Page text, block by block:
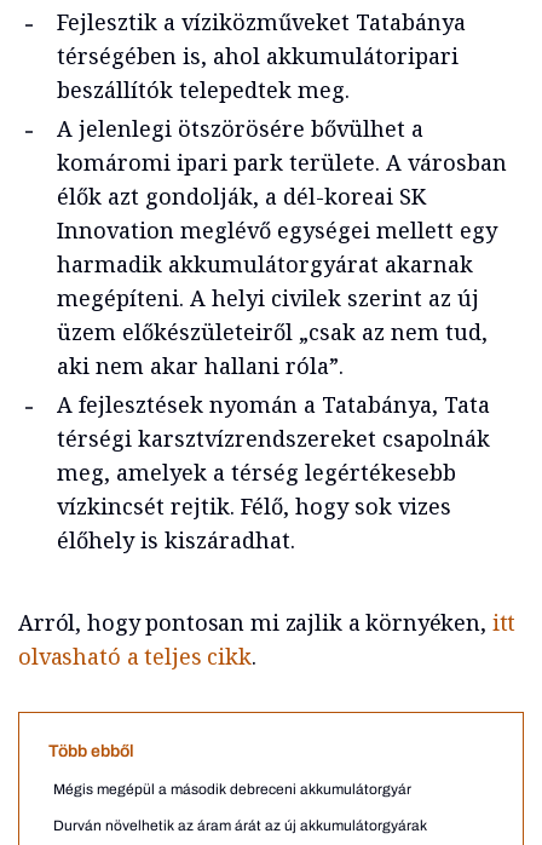
Fejlesztik a víziközműveket Tatabánya
térségében is, ahol akkumulátoripari
beszállítók telepedtek meg.
A jelenlegi ötszörösére bővülhet a
komáromi ipari park területe. A városban
élők azt gondolják, a dél-koreai SK
Innovation meglévő egységei mellett egy
harmadik akkumulátorgyárat akarnak
megépíteni. A helyi civilek szerint az új
üzem előkészületeiről „csak az nem tud,
aki nem akar hallani róla”.
A fejlesztések nyomán a Tatabánya, Tata
térségi karsztvízrendszereket csapolnák
meg, amelyek a térség legértékesebb
vízkincsét rejtik. Félő, hogy sok vizes
élőhely is kiszáradhat.
Arról, hogy pontosan mi zajlik a környéken, itt
olvasható a teljes cikk.
Több ebből
Mégis megépül a második debreceni akkumulátorgyár
Durván növelhetik az áram árát az új akkumulátorgyárak